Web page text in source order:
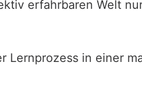
erfahrbaren Welt
Lernprozess in einer